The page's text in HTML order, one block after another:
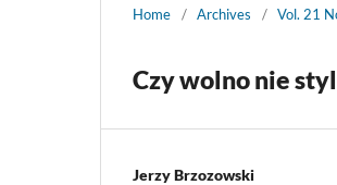
Home / Archives / Vol. 21
Czy wolno nie
Jerzy Brzozowski